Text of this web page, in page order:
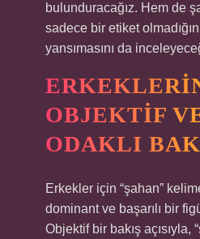
bulunduracağız. Hem de
sadece bir etiket
yansımasını da
OBJEKTIF
ODAKLI
Erkekler için “şahan”
dominant ve başarılı bir
Objektif bir bakış açısıyla,